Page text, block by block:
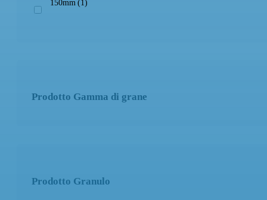
Prodotto Certificazione
150mm (1)
Prodotto Gamma di grane
Prodotto Granulo